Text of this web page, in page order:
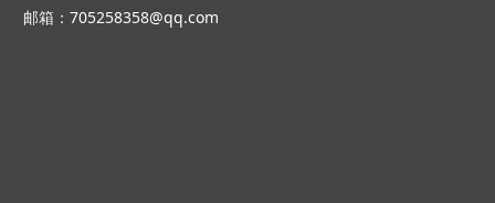
邮箱：705258358@qq.com